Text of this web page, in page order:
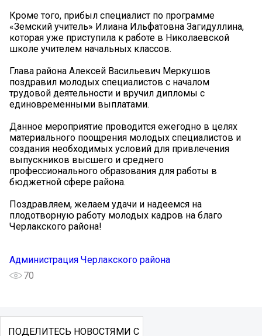
Кроме того, прибыл специалист по программе
«Земский учитель» Илиана Ильфатовна Загидуллина,
которая уже приступила к работе в Николаевской
школе учителем начальных классов.
Глава района Алексей Васильевич Меркушов
поздравил молодых специалистов с началом
трудовой деятельности и вручил дипломы с
единовременными выплатами.
Данное мероприятие проводится ежегодно в целях
материального поощрения молодых специалистов и
создания необходимых условий для привлечения
выпускников высшего и среднего
профессионального образования для работы в
бюджетной сфере района.
Поздравляем, желаем удачи и надеемся на
плодотворную работу молодых кадров на благо
Черлакского района!
Администрация Черлакского района
70
ПОДЕЛИТЕСЬ НОВОСТЯМИ С